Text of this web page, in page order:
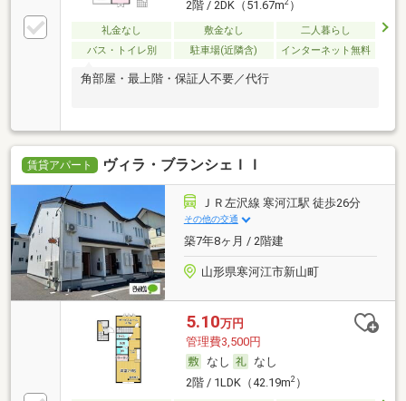
2階 / 2DK（51.67m ）
礼金なし 敷金なし
二人暮らし
バス・トイレ別
駐車場(近隣含) インターネット無料
角部屋・最上階・保証人不要／代行
賃貸アパート ヴィラ・ブランシェＩＩ
ＪＲ左沢線 寒河江駅 徒歩26分
その他の交通
築7年8ヶ月 / 2階建
山形県寒河江市新山町
5.10万円
管理費3,500円
なし
なし
2階 / 1LDK（42.19m2）